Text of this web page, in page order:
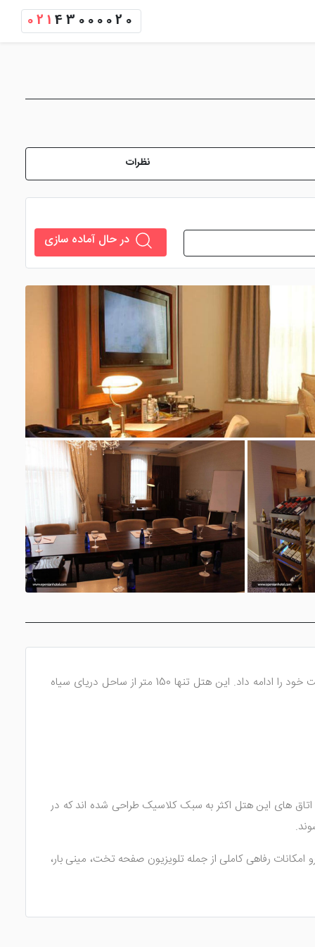
021 43000020
نظرات
در حال آماده سازی
، جهت پذیرایی از گردشگران فعالیت خود را ادامه داد. این هتل تنها 150 متر از ساحل دریای سیاه
های این هتل اکثر به سبک کلاسیک طراحی شده اند که در
امکانات رفاهی کاملی از جمله تلویزیون صفحه تخت، مینی بار،
لازمه با مواد ضد حساسیت در اتاق های هتل صورت می